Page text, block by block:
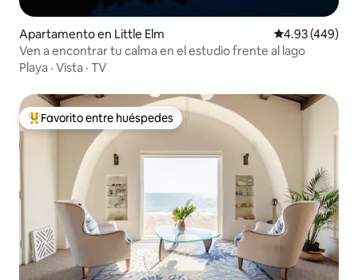
Apartamento en Little Elm Calificación
4.93 (449)
Ven a encontrar tu calma en el estudio frente al lago
Playa · Vista · TV
Favorito entre huéspedes preferido
Favorito entre huéspedes